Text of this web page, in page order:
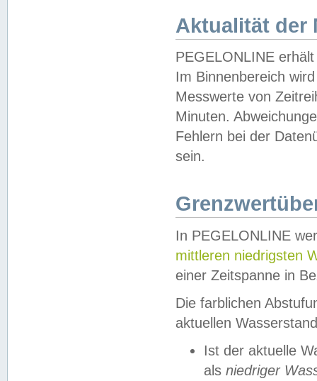
Aktualität der
PEGELONLINE
Im Binnenbereich
Messwerte von
Minuten.
Fehlern bei der
sein.
In PEGELONLINE
mittleren niedrigsten
einer Zeitspanne in
Die farblichen
aktuellen
Ist der aktuelle
als niedriger